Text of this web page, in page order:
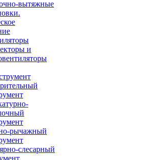
вытяжные
и
рычажный
слесарный